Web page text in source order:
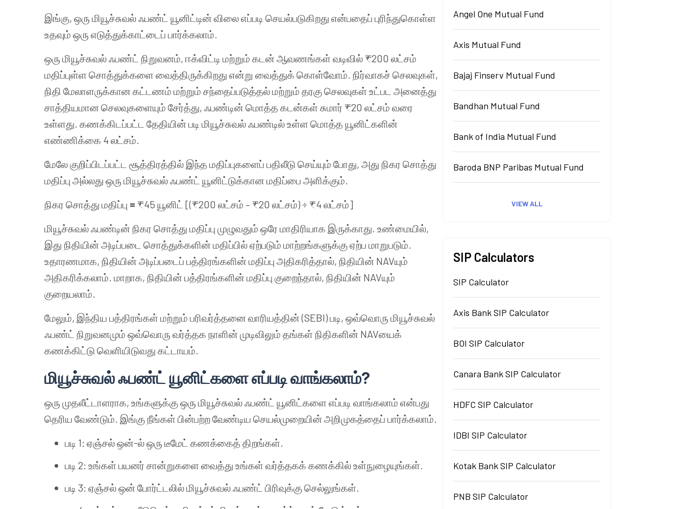
இங்கு, ஒரு மியூச்சுவல் ஃபண்ட் யூனிட்டின் விலை எப்படி செயல்படுகிறது என்பதைப் புரிந்துகொள்ள
உதவும் ஒரு எடுத்துக்காட்டைப் பார்க்கலாம்.
ஒரு மியூச்சுவல் ஃபண்ட் நிறுவனம், ஈக்விட்டி மற்றும் கடன் ஆவணங்கள் வடிவில் ₹200 லட்சம்
மதிப்புள்ள சொத்துக்களை வைத்திருக்கிறது என்று வைத்துக் கொள்வோம். நிர்வாகச் செலவுகள்,
நிதி மேலாளருக்கான கட்டணம் மற்றும் சந்தைப்படுத்தல் மற்றும் தரகு செலவுகள் உட்பட அனைத்து
சாத்தியமான செலவுகளையும் சேர்த்து, ஃபண்டின் மொத்த கடன்கள் சுமார் ₹20 லட்சம் வரை
உள்ளது. கணக்கிடப்பட்ட தேதியின் படி மியூச்சுவல் ஃபண்டில் உள்ள மொத்த யூனிட்களின்
எண்ணிக்கை 4 லட்சம்.
மேலே குறிப்பிடப்பட்ட சூத்திரத்தில் இந்த மதிப்புகளைப் பதிலீடு செய்யும் போது, அது நிகர சொத்து
மதிப்பு அல்லது ஒரு மியூச்சுவல் ஃபண்ட் யூனிட்டுக்கான மதிப்பை அளிக்கும்.
நிகர சொத்து மதிப்பு = ₹45 யூனிட் [(₹200 லட்சம் – ₹20 லட்சம்) ÷ ₹4 லட்சம்]
மியூச்சுவல் ஃபண்டின் நிகர சொத்து மதிப்பு முழுவதும் ஒரே மாதிரியாக இருக்காது. உண்மையில்,
இது நிதியின் அடிப்படை சொத்துக்களின் மதிப்பில் ஏற்படும் மாற்றங்களுக்கு ஏற்ப மாறுபடும்.
உதாரணமாக, நிதியின் அடிப்படைப் பத்திரங்களின் மதிப்பு அதிகரித்தால், நிதியின் NAVயும்
அதிகரிக்கலாம். மாறாக, நிதியின் பத்திரங்களின் மதிப்பு குறைந்தால், நிதியின் NAVயும்
குறையலாம்.
மேலும், இந்திய பத்திரங்கள் மற்றும் பரிவர்த்தனை வாரியத்தின் (SEBI) படி, ஒவ்வொரு மியூச்சுவல்
ஃபண்ட் நிறுவனமும் ஒவ்வொரு வர்த்தக நாளின் முடிவிலும் தங்கள் நிதிகளின் NAVயைக்
கணக்கிட்டு வெளியிடுவது கட்டாயம்.
மியூச்சுவல் ஃபண்ட் யூனிட்களை எப்படி வாங்கலாம்?
ஒரு முதலீட்டாளராக, உங்களுக்கு ஒரு மியூச்சுவல் ஃபண்ட் யூனிட்களை எப்படி வாங்கலாம் என்பது
தெரிய வேண்டும். இங்கு நீங்கள் பின்பற்ற வேண்டிய செயல்முறையின் அறிமுகத்தைப் பார்க்கலாம்.
படி 1: ஏஞ்சல் ஒன்-ல் ஒரு டீமேட் கணக்கைத் திறங்கள்.
படி 2: உங்கள் பயனர் சான்றுகளை வைத்து உங்கள் வர்த்தகக் கணக்கில் உள்நுழையுங்கள்.
படி 3: ஏஞ்சல் ஒன் போர்ட்டலில் மியூச்சுவல் ஃபண்ட் பிரிவுக்கு செல்லுங்கள்.
Angel One Mutual Fund
Axis Mutual Fund
Bajaj Finserv Mutual Fund
Bandhan Mutual Fund
Bank of India Mutual Fund
Baroda BNP Paribas Mutual Fund
VIEW ALL
SIP Calculators
SIP Calculator
Axis Bank SIP Calculator
BOI SIP Calculator
Canara Bank SIP Calculator
HDFC SIP Calculator
IDBI SIP Calculator
Kotak Bank SIP Calculator
PNB SIP Calculator